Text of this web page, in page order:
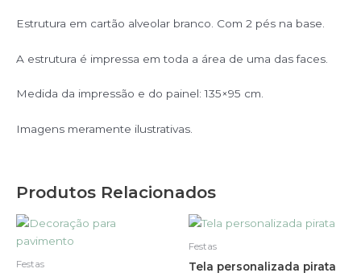
Estrutura em cartão alveolar branco. Com 2 pés na base.
A estrutura é impressa em toda a área de uma das faces.
Medida da impressão e do painel: 135×95 cm.
Imagens meramente ilustrativas.
Produtos Relacionados
Festas
Festas
Tela personalizada pirata